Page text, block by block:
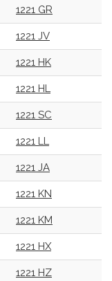
1221 GR
1221 JV
1221 HK
1221 HL
1221 SC
1221 LL
1221 JA
1221 KN
1221 KM
1221 HX
1221 HZ